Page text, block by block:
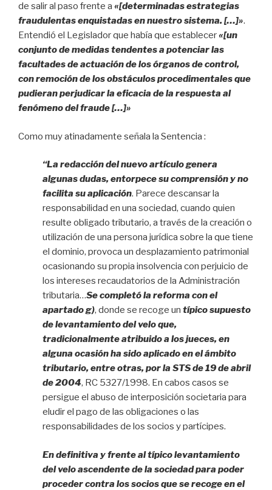
de salir al paso frente a «[determinadas estrategias
fraudulentas enquistadas en nuestro sistema. […]».
Entendió el Legislador que había que establecer«[un
conjunto de medidas tendentes a potenciar las
facultades de actuación de los órganos de control,
con remoción de los obstáculos procedimentales que
pudieran perjudicar la eficacia de la respuesta al
fenómeno del fraude […]»
Como muy atinadamente señala la Sentencia :
“La redacción del nuevo artículo genera
algunas dudas, entorpece su comprensión y no
facilita su aplicación. Parece descansar la
responsabilidad en una sociedad, cuando quien
resulte obligado tributario, a través de la creación o
utilización de una persona jurídica sobre la que tiene
el dominio, provoca un desplazamiento patrimonial
ocasionando su propia insolvencia con perjuicio de
los intereses recaudatorios de la Administración
tributaria…Se completó la reforma con el
apartado g), donde se recoge un típico supuesto
de levantamiento del velo que,
tradicionalmente atribuido a los jueces, en
alguna ocasión ha sido aplicado en el ámbito
tributario, entre otras, por la STS de 19 de abril
de 2004, RC 5327/1998. En cabos casos se
persigue el abuso de interposición societaria para
eludir el pago de las obligaciones o las
responsabilidades de los socios y partícipes.
En definitiva y frente al típico levantamiento
del velo ascendente de la sociedad para poder
proceder contra los socios que se recoge en el